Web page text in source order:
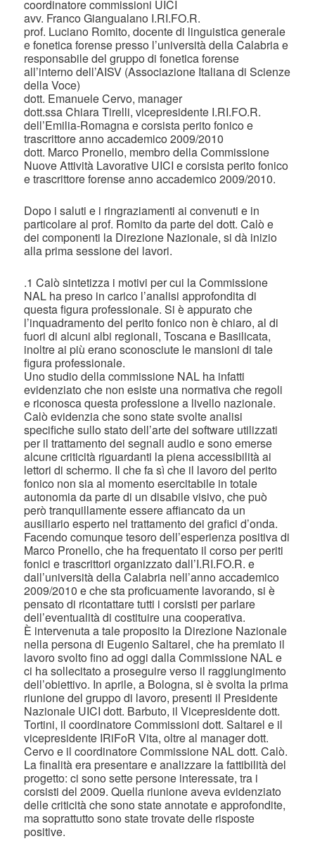
coordinatore commissioni UICI
avv. Franco Giangualano I.RI.FO.R.
prof. Luciano Romito, docente di linguistica generale
e fonetica forense presso l’università della Calabria e
responsabile del gruppo di fonetica forense
all’interno dell’AISV (Associazione Italiana di Scienze
della Voce)
dott. Emanuele Cervo, manager
dott.ssa Chiara Tirelli, vicepresidente I.RI.FO.R.
dell’Emilia-Romagna e corsista perito fonico e
trascrittore anno accademico 2009/2010
dott. Marco Pronello, membro della Commissione
Nuove Attività Lavorative UICI e corsista perito fonico
e trascrittore forense anno accademico 2009/2010.
Dopo i saluti e i ringraziamenti ai convenuti e in
particolare al prof. Romito da parte del dott. Calò e
dei componenti la Direzione Nazionale, si dà inizio
alla prima sessione dei lavori.
.1 Calò sintetizza i motivi per cui la Commissione
NAL ha preso in carico l’analisi approfondita di
questa figura professionale. Si è appurato che
l’inquadramento del perito fonico non è chiaro, al di
fuori di alcuni albi regionali, Toscana e Basilicata,
inoltre ai più erano sconosciute le mansioni di tale
figura professionale.
Uno studio della commissione NAL ha infatti
evidenziato che non esiste una normativa che regoli
e riconosca questa professione a livello nazionale.
Calò evidenzia che sono state svolte analisi
specifiche sullo stato dell’arte dei software utilizzati
per il trattamento dei segnali audio e sono emerse
alcune criticità riguardanti la piena accessibilità ai
lettori di schermo. Il che fa sì che il lavoro del perito
fonico non sia al momento esercitabile in totale
autonomia da parte di un disabile visivo, che può
però tranquillamente essere affiancato da un
ausiliario esperto nel trattamento dei grafici d’onda.
Facendo comunque tesoro dell’esperienza positiva di
Marco Pronello, che ha frequentato il corso per periti
fonici e trascrittori organizzato dall’I.RI.FO.R. e
dall’università della Calabria nell’anno accademico
2009/2010 e che sta proficuamente lavorando, si è
pensato di ricontattare tutti i corsisti per parlare
dell’eventualità di costituire una cooperativa.
È intervenuta a tale proposito la Direzione Nazionale
nella persona di Eugenio Saltarel, che ha premiato il
lavoro svolto fino ad oggi dalla Commissione NAL e
ci ha sollecitato a proseguire verso il raggiungimento
dell’obiettivo. In aprile, a Bologna, si è svolta la prima
riunione del gruppo di lavoro, presenti il Presidente
Nazionale UICI dott. Barbuto, il Vicepresidente dott.
Tortini, il coordinatore Commissioni dott. Saltarel e il
vicepresidente IRiFoR Vita, oltre al manager dott.
Cervo e il coordinatore Commissione NAL dott. Calò.
La finalità era presentare e analizzare la fattibilità del
progetto: ci sono sette persone interessate, tra i
corsisti del 2009. Quella riunione aveva evidenziato
delle criticità che sono state annotate e approfondite,
ma soprattutto sono state trovate delle risposte
positive.